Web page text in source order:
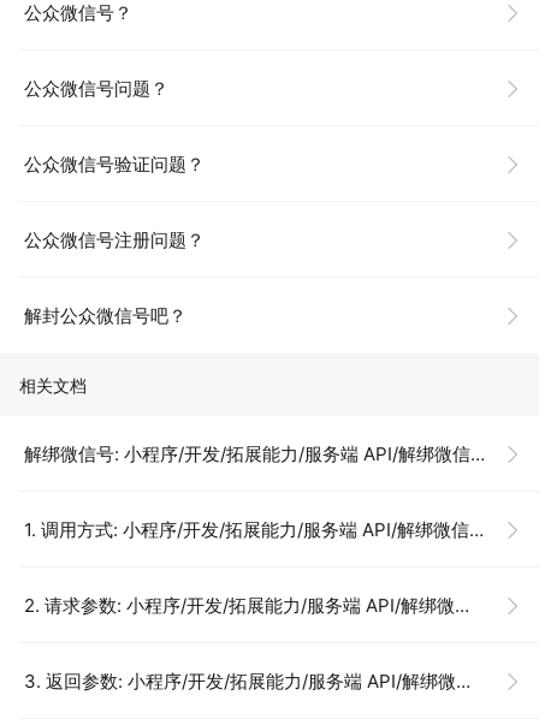
公众微信号？
公众微信号问题？
公众微信号验证问题？
公众微信号注册问题？
解封公众微信号吧？
相关文档
解绑微信号: 小程序/开发/拓展能力/服务端 API/解绑微信号
1. 调用方式: 小程序/开发/拓展能力/服务端 API/解绑微信号
2. 请求参数: 小程序/开发/拓展能力/服务端 API/解绑微信号
3. 返回参数: 小程序/开发/拓展能力/服务端 API/解绑微信号